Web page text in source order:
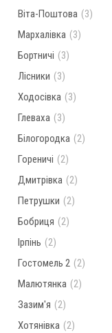
Віта-Поштова (3)
Мархалівка (3)
Бортничі (3)
Лісники (3)
Ходосівка (3)
Глеваха (3)
Білогородка (2)
Гореничі (2)
Дмитрівка (2)
Петрушки (2)
Бобриця (2)
Ірпінь (2)
Гостомель 2 (2)
Малютянка (2)
Зазим'я (2)
Хотянівка (2)